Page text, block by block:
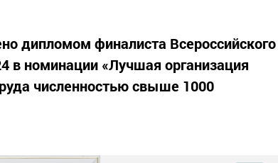
дипломом финалиста Всероссийского
в номинации «Лучшая организация
численностью свыше 1000